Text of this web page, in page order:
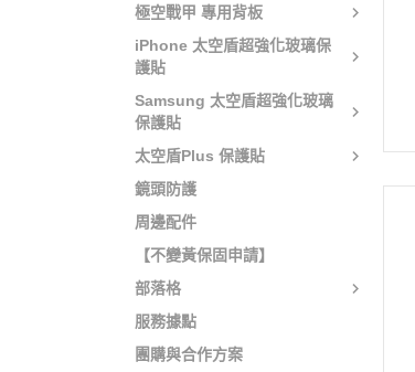
極空戰甲 專用背板
iPhone 太空盾超強化玻璃保
護貼
Samsung 太空盾超強化玻璃
保護貼
太空盾Plus 保護貼
鏡頭防護
周邊配件
【不變黃保固申請】
部落格
服務據點
團購與合作方案